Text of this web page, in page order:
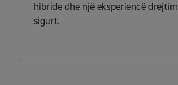
hibride dhe një eksperiencë
sigurt.